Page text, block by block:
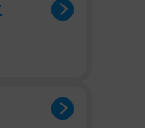
ゃんの人形
、リクエス
6人が見守